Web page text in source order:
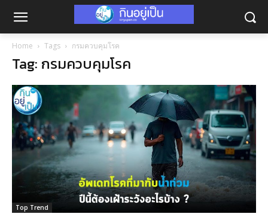
Home Tags กรมควบคุมโรค
Tag: กรมควบคุมโรค
Top Trend